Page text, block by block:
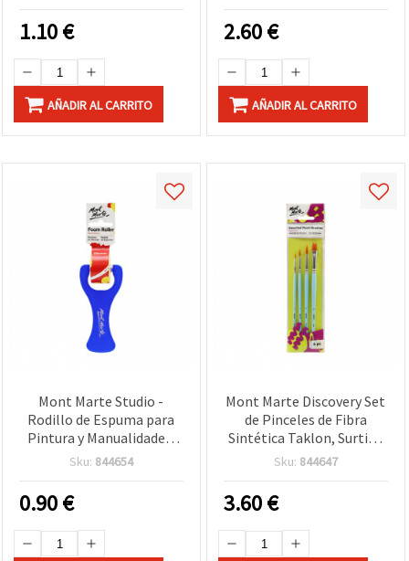
1.10€
AÑADIR AL CARRITO
2.60€
AÑADIR AL CARRITO
Mont Marte Studio -
Rodillo de Espuma para
Pintura y Manualidades,
25 mm
Sku: 844654
0.90€
Mont Marte Discovery Set
de Pinceles de Fibra
Sintética Taklon, Surtido
(4 Piezas)
Sku: 844647
3.60€